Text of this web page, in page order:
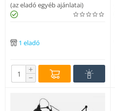
(az eladó egyéb ajánlatai)
1 eladó
+
−